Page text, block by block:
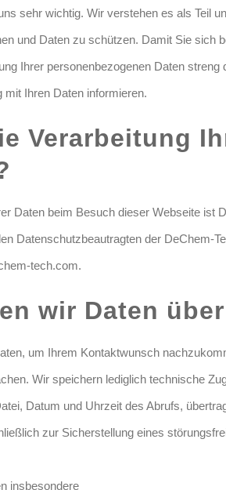
sehr wichtig. Wir verstehen es als Teil
und Daten zu schützen. Damit Sie sich
Ihrer personenbezogenen Daten
mit Ihren Daten informieren.
Verarbeitung
Daten beim Besuch dieser Webseite ist
Datenschutzbeautragten der DeChem-
tech.com.
wir Daten
um Ihrem Kontaktwunsch
Wir speichern lediglich technische
Datum und Uhrzeit des Abrufs,
zur Sicherstellung eines
insbesondere